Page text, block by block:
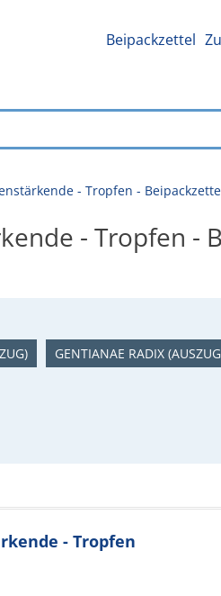
Beipackzettel
- Tropfen -
- Tropfen -
GENTIANAE RADIX
- Tropfen